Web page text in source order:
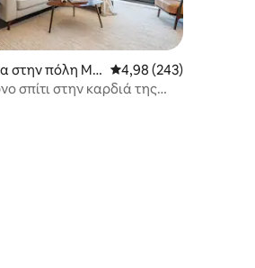
5, 126 κριτικές
στην πόλη Mis Μέση βαθμολογία:
4,98 (243)
σπίτι στην καρδιά της